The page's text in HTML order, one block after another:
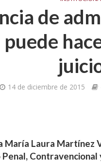
de
puede
14 de diciembre de 2015
Laura Martínez